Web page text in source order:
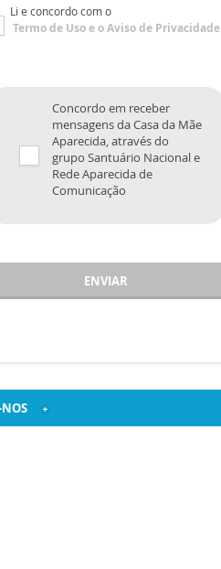
Li e concordo com o
Termo de Usoe oAviso de Privacidade
Concordo em receber
mensagens da Casa da Mãe
Aparecida, através do
grupo Santuário Nacional e
Rede Aparecida de
Comunicação
ENVIAR